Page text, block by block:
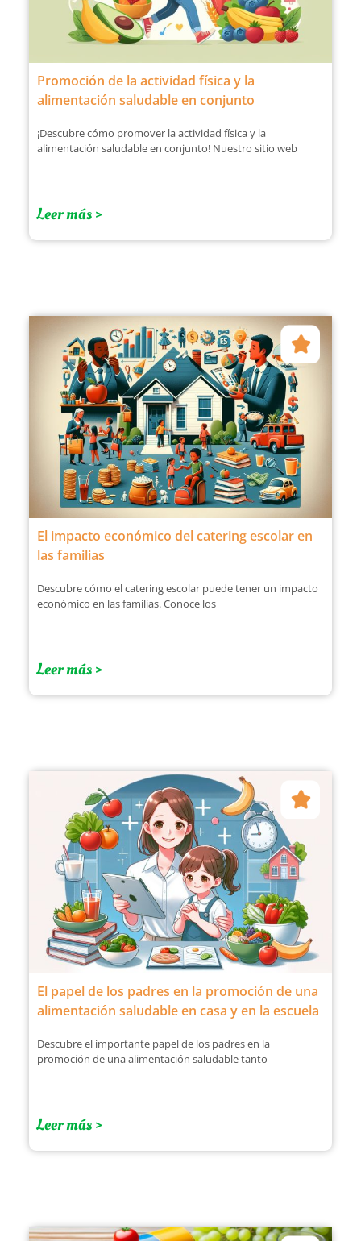
Promoción de la actividad física y la
alimentación saludable en conjunto
¡Descubre cómo promover la actividad física y la
alimentación saludable en conjunto! Nuestro sitio web
Leer más >
El impacto económico del catering escolar en
las familias
Descubre cómo el catering escolar puede tener un impacto
económico en las familias. Conoce los
Leer más >
El papel de los padres en la promoción de una
alimentación saludable en casa y en la escuela
Descubre el importante papel de los padres en la
promoción de una alimentación saludable tanto
Leer más >